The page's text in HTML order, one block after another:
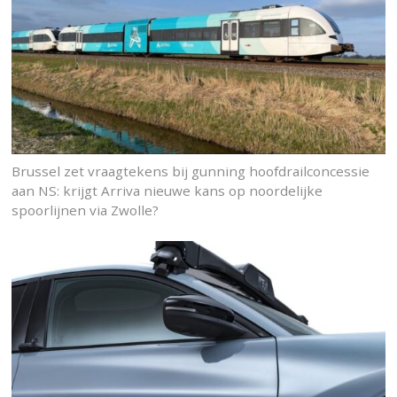
Brussel zet vraagtekens bij gunning hoofdrailconcessie
aan NS: krijgt Arriva nieuwe kans op noordelijke
spoorlijnen via Zwolle?